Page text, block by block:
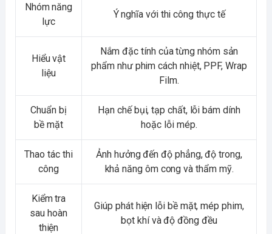
Nhóm năng
lực
Ý nghĩa với thi công thực tế
Hiểu vật
liệu
Nắm đặc tính của từng nhóm sản
phẩm như phim cách nhiệt, PPF, Wrap
Film.
Chuẩn bị
bề mặt
Hạn chế bụi, tạp chất, lỗi bám dính
hoặc lỗi mép.
Thao tác thi
công
Ảnh hưởng đến độ phẳng, độ trong,
khả năng ôm cong và thẩm mỹ.
Kiểm tra
sau hoàn
thiện
Giúp phát hiện lỗi bề mặt, mép phim,
bọt khí và độ đồng đều